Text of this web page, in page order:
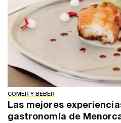
COMER Y BEBER
Las mejores
gastronomía de